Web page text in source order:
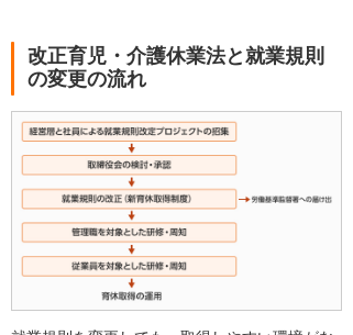
改正育児・介護休業法と就業規則
の変更の流れ